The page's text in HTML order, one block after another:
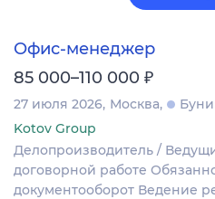
Офис-менеджер
85 000–110 000 ₽
27 июля 2026 Москва
Kotov Group
Делопроизводитель /
договорной работе
документооборот Ведение